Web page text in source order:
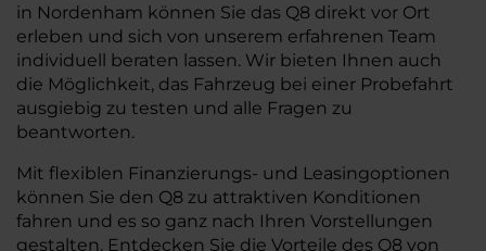
in Nordenham können Sie das Q8 direkt vor Ort
erleben und sich von unserem erfahrenen Team
individuell beraten lassen. Wir bieten Ihnen auch
die Möglichkeit, das Fahrzeug bei einer Probefahrt
ausgiebig zu testen und alle Fragen zu
beantworten.
Mit flexiblen Finanzierungs- und Leasingoptionen
können Sie den Q8 zu attraktiven Konditionen
fahren und es so ganz nach Ihren Vorstellungen
gestalten. Entdecken Sie die Vorteile des Q8 von